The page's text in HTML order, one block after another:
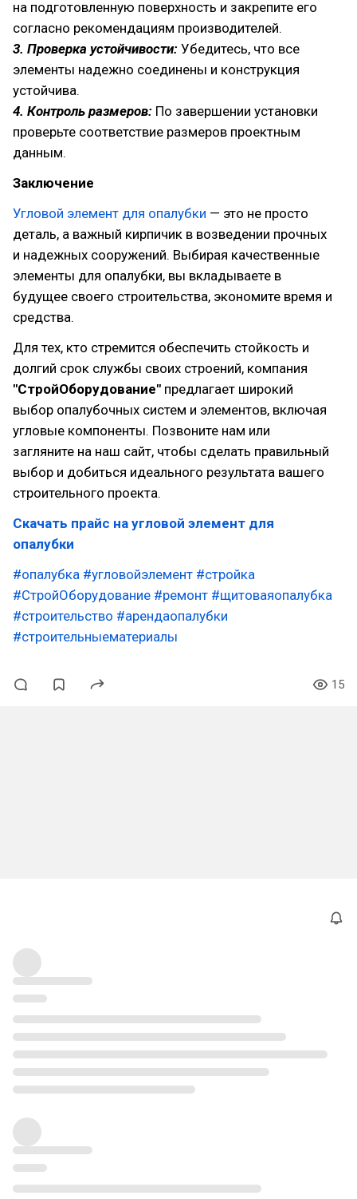
на подготовленную поверхность и закрепите его
согласно рекомендациям производителей.
3. Проверка устойчивости: Убедитесь, что все
элементы надежно соединены и конструкция
устойчива.
4. Контроль размеров: По завершении установки
проверьте соответствие размеров проектным
данным.
Заключение
Угловой элемент для опалубки — это не просто
деталь, а важный кирпичик в возведении прочных
и надежных сооружений. Выбирая качественные
элементы для опалубки, вы вкладываете в
будущее своего строительства, экономите время и
средства.
Для тех, кто стремится обеспечить стойкость и
долгий срок службы своих строений, компания
"СтройОборудование" предлагает широкий
выбор опалубочных систем и элементов, включая
угловые компоненты. Позвоните нам или
загляните на наш сайт, чтобы сделать правильный
выбор и добиться идеального результата вашего
строительного проекта.
Скачать прайс на угловой элемент для
опалубки
#опалубка #угловойэлемент #стройка
#СтройОборудование #ремонт #щитоваяопалубка
#строительство #арендаопалубки
#строительныематериалы
15